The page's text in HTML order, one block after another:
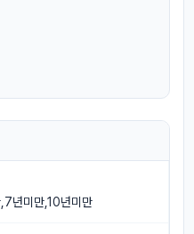
년미만,10년미만